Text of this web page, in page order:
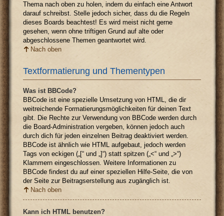
Thema nach oben zu holen, indem du einfach eine Antwort
darauf schreibst. Stelle jedoch sicher, dass du die Regeln
dieses Boards beachtest! Es wird meist nicht gerne
gesehen, wenn ohne triftigen Grund auf alte oder
abgeschlossene Themen geantwortet wird.
Nach oben
Textformatierung und Thementypen
Was ist BBCode?
BBCode ist eine spezielle Umsetzung von HTML, die dir
weitreichende Formatierungsmöglichkeiten für deinen Text
gibt. Die Rechte zur Verwendung von BBCode werden durch
die Board-Administration vergeben, können jedoch auch
durch dich für jeden einzelnen Beitrag deaktiviert werden.
BBCode ist ähnlich wie HTML aufgebaut, jedoch werden
Tags von eckigen („[“ und „]“) statt spitzen („<“ und „>“)
Klammern eingeschlossen. Weitere Informationen zu
BBCode findest du auf einer speziellen Hilfe-Seite, die von
der Seite zur Beitragserstellung aus zugänglich ist.
Nach oben
Kann ich HTML benutzen?